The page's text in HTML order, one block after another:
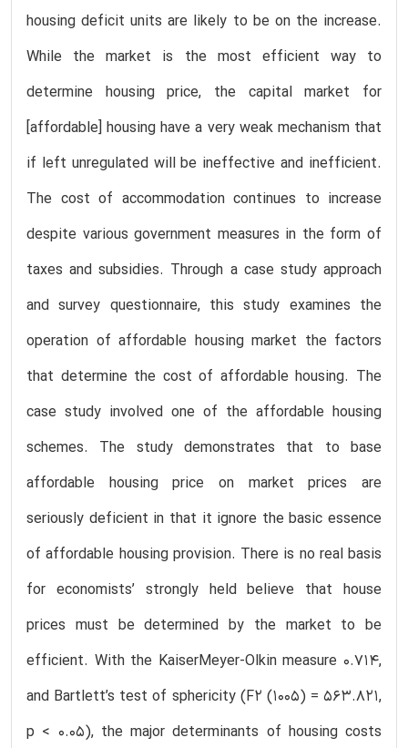
housing deficit units are likely to be on the increase.
While the market is the most efficient way to
determine housing price, the capital market for
[affordable] housing have a very weak mechanism that
if left unregulated will be ineffective and inefficient.
The cost of accommodation continues to increase
despite various government measures in the form of
taxes and subsidies. Through a case study approach
and survey questionnaire, this study examines the
operation of affordable housing market the factors
that determine the cost of affordable housing. The
case study involved one of the affordable housing
schemes. The study demonstrates that to base
affordable housing price on market prices are
seriously deficient in that it ignore the basic essence
of affordable housing provision. There is no real basis
for economists’ strongly held believe that house
prices must be determined by the market to be
efficient. With the KaiserMeyer-Olkin measure 0.714,
and Bartlett’s test of sphericity (F2 (1005) = 563.821,
p < 0.05), the major determinants of housing costs